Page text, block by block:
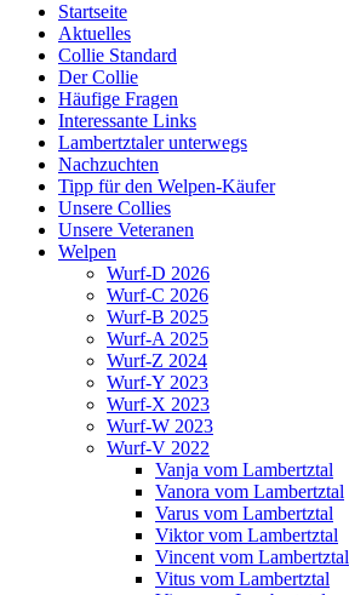
Startseite
Aktuelles
Collie Standard
Der Collie
Häufige Fragen
Interessante Links
Lambertztaler unterwegs
Nachzuchten
Tipp für den Welpen-Käufer
Unsere Collies
Unsere Veteranen
Welpen
Wurf-D 2026
Wurf-C 2026
Wurf-B 2025
Wurf-A 2025
Wurf-Z 2024
Wurf-Y 2023
Wurf-X 2023
Wurf-W 2023
Wurf-V 2022
Vanja vom Lambertztal
Vanora vom Lambertztal
Varus vom Lambertztal
Viktor vom Lambertztal
Vincent vom Lambertztal
Vitus vom Lambertztal